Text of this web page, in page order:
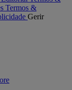
Termos &
Gerir